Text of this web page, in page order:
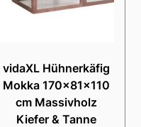
vidaXL Hühnerkäfig
Mokka 170x81x110
cm Massivholz
Kiefer & Tanne